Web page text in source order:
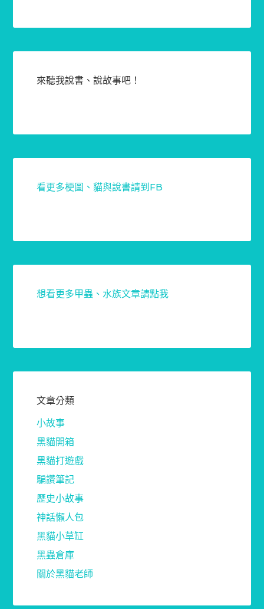
來聽我說書、說故事吧！
看更多梗圖、貓與說書請到FB
想看更多甲蟲、水族文章請點我
文章分類
小故事
黑貓開箱
黑貓打遊戲
騙讚筆記
歷史小故事
神話懶人包
黑貓小草缸
黑蟲倉庫
關於黑貓老師